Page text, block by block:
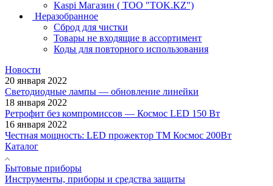
Kaspi Магазин ( ТОО "TOK.KZ")
Неразобранное
Сброд для чистки
Товары не входящие в ассортимент
Коды для повторного использования
Новости
20 января 2022
Светодиодные лампы — обновление линейки
18 января 2022
Ретрофит без компромиссов — Космос LED 150 Вт
16 января 2022
Честная мощность: LED прожектор ТМ Космос 200Вт
Каталог
Бытовые приборы
Инструменты, приборы и средства защиты